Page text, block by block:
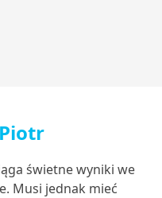
świetne wyniki we
Musi jednak mieć